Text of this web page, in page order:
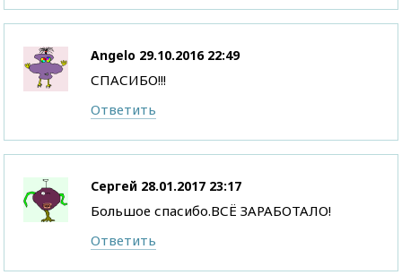
Angelo 29.10.2016 22:49
СПАСИБО!!!
Ответить
Сергей 28.01.2017 23:17
Большое спасибо.ВСЁ ЗАРАБОТАЛО!
Ответить